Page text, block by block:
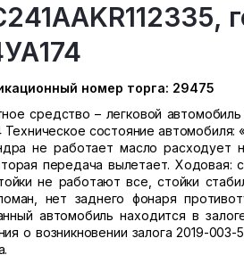
номер торга: 29475
средство – легковой
Техническое состояние автомобиля:
не работает масло расходует
передача вылетает.
не работают все, стойки
нет заднего фонаря
автомобиль находится в
о возникновении залога 2019-